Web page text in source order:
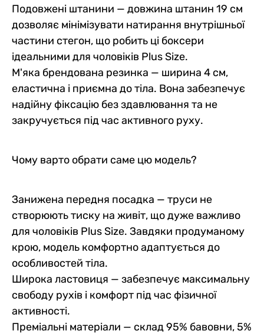
Подовжені штанини — довжина штанин 19 см
дозволяє мінімізувати натирання внутрішньої
частини стегон, що робить ці боксери
ідеальними для чоловіків Plus Size.
М'яка брендована резинка — ширина 4 см,
еластична і приємна до тіла. Вона забезпечує
надійну фіксацію без здавлювання та не
закручується під час активного руху.
Чому варто обрати саме цю модель?
Занижена передня посадка — труси не
створюють тиску на живіт, що дуже важливо
для чоловіків Plus Size. Завдяки продуманому
крою, модель комфортно адаптується до
особливостей тіла.
Широка ластовиця — забезпечує максимальну
свободу рухів і комфорт під час фізичної
активності.
Преміальні матеріали — склад 95% бавовни, 5%